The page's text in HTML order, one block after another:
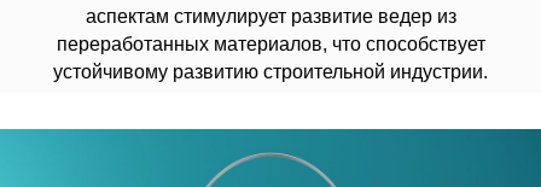
аспектам стимулирует развитие ведер из
переработанных материалов, что способствует
устойчивому развитию строительной индустрии.
info@hti-group.kg, sales@hti-group.kg
720000, Кыргызская Республика, г.Бишкек,
пр. Ч.Айтматова, 303
Свободная Экономическая Зона «Бишкек»